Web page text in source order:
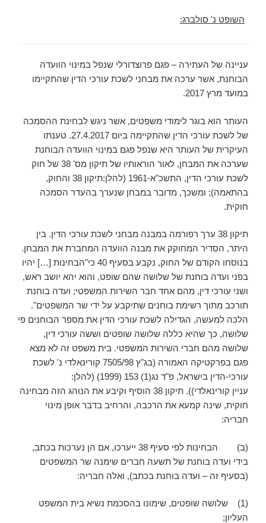
השופט נ' סולברג:
עניינה של העתירה – פגם פרוצדורלי שנפל במינוי הוועדה
הבוחנת, אשר ערכה את מבחני לשכת עורכי הדין שהתקיימו
במועד מרץ 2017.
העותר הוא בוגר לימודי משפטים, אשר ניגש לבחינת ההסמכה
של לשכת עורכי הדין שהתקיימה ביום 27.4.2017. טענתו
העיקרית של העותר היא שנפל פגם במינוי הוועדה הבוחנת
שערכה את המבחן, לאור הוראותיו של תיקון מס' 38 של חוק
לשכת עורכי הדין, התשכ"א-1961 (להלן:תיקון 38 והחוק,
בהתאמה); ומשכך, מדובר במבחן שנערך בהעדר הסמכה
חוקית.
תיקון 38 ערך רפורמה במבנה מבחני לשכת עורכי הדין. בין
היתר, הסדיר המחוקק את מבנה הוועדה המחברת את המבחן.
בנוסחו הקודם של החוק, נקבע בסעיף 40 כי"הבחינות […] יהיו
בפני ועדה בוחנת של שלושה שהם שופט, והוא יהא יושב ראש,
ושני עורכי דין, מהם אחד חבר השירות המשפטי; ועדה בוחנת
תורכב מתוך רשימת בוחנים שתיקבע על ידי שר המשפטים".
הלכה למעשה, הגדילה לשכת עורכי הדין את מספר הבוחנים פי
שלושה, כך שהיא כללה שלושה שופטים וששה עורכי דין,
שלושה מהם חברי השירות המשפטי. בית משפט זה לא מצא
פגם בפרקטיקה האמורה (בג"ץ 7505/98‏ קורינאלדי נ' לשכת
עורכי-הדין בישראל‏, פ"ד נג(1) 153 (1999) (להלן:
עניין קורינאלדי)). תיקון 38 הוסיף וקיבע את הנוהג הזה מבחינה
חוקית, שינה קמעא את הרכבה, והרחיב בדבר אופן מינוי
חבריה:
(ב) הבחינות לפי סעיף 38 ייערכו, אם הן נערכות בכתב,
בידי ועדה בוחנת של תשעה חברים שימנה שר המשפטים
(בסעיף זה – ועדה בוחנת בכתב), ואלה חבריה:
(1) שלושה שופטים, שימונו בהסכמת נשיא בית המשפט
העליון;